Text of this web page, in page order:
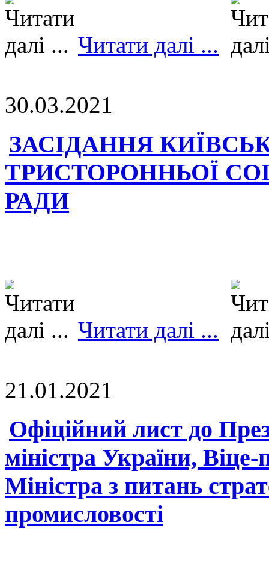
Читати далі ...
30.03.2021
ЗАСІДАННЯ
ТРИСТОРОННЬОЇ
РАДИ
Читати далі ...
21.01.2021
Офіційний лист до
міністра України,
Міністра з питань
промисловості